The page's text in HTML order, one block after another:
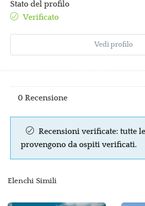
Stato del profilo
Verificato
Vedi profilo
0 Recensione
Recensioni verificate: tutte
provengono da ospiti verificati.
Elenchi Simili